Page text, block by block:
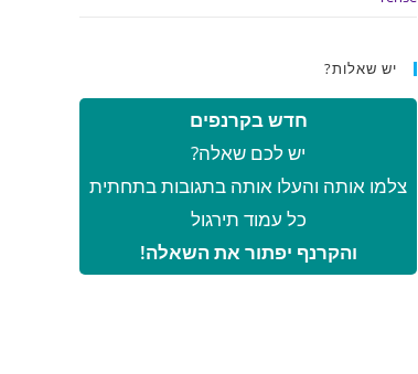
יש שאלות?
חדש בקרנפים
יש לכם שאלה?
צלמו אותה והעלו אותה בתגובות בתחתית
כל עמוד תירגול
והקרנף יפתור את השאלה!